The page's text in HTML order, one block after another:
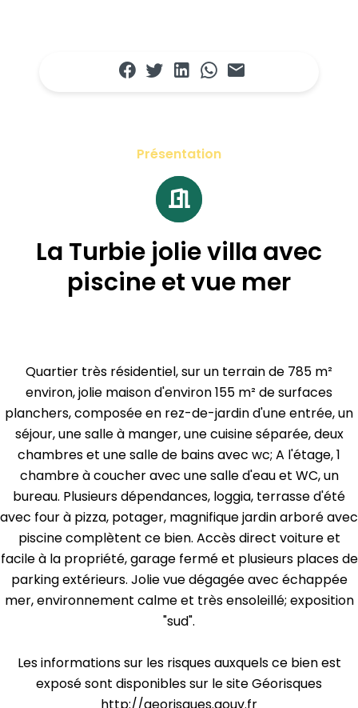
Présentation
La Turbie jolie villa avec
piscine et vue mer
Quartier très résidentiel, sur un terrain de 785 m²
environ, jolie maison d'environ 155 m² de surfaces
planchers, composée en rez-de-jardin d'une entrée, un
séjour, une salle à manger, une cuisine séparée, deux
chambres et une salle de bains avec wc; A l'étage, 1
chambre à coucher avec une salle d'eau et WC, un
bureau. Plusieurs dépendances, loggia, terrasse d'été
avec four à pizza, potager, magnifique jardin arboré avec
piscine complètent ce bien. Accès direct voiture et
facile à la propriété, garage fermé et plusieurs places de
parking extérieurs. Jolie vue dégagée avec échappée
mer, environnement calme et très ensoleillé; exposition
"sud".
Les informations sur les risques auxquels ce bien est
exposé sont disponibles sur le site Géorisques